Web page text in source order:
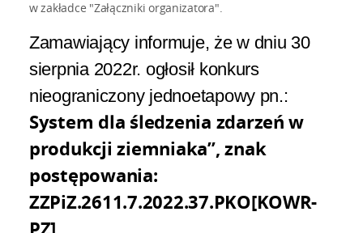
w zakładce "Załączniki organizatora".
Zamawiający informuje, że w dniu 30
sierpnia 2022r. ogłosił konkurs
nieograniczony jednoetapowy pn.:
System dla śledzenia zdarzeń w
produkcji ziemniaka”, znak
postępowania:
ZZPiZ.2611.7.2022.37.PKO[KOWR-